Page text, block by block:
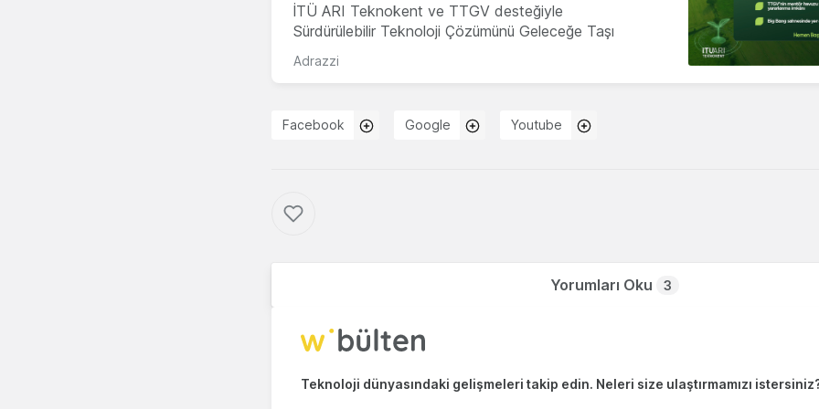
İTÜ ARI Teknokent ve TTGV desteğiyle
Sürdürülebilir Teknoloji Çözümünü Geleceğe Taşı
Adrazzi
Facebook Google Youtube
Yorumları Oku 3
Teknoloji dünyasındaki gelişmeleri takip edin. Neleri size ulaştırmamızı